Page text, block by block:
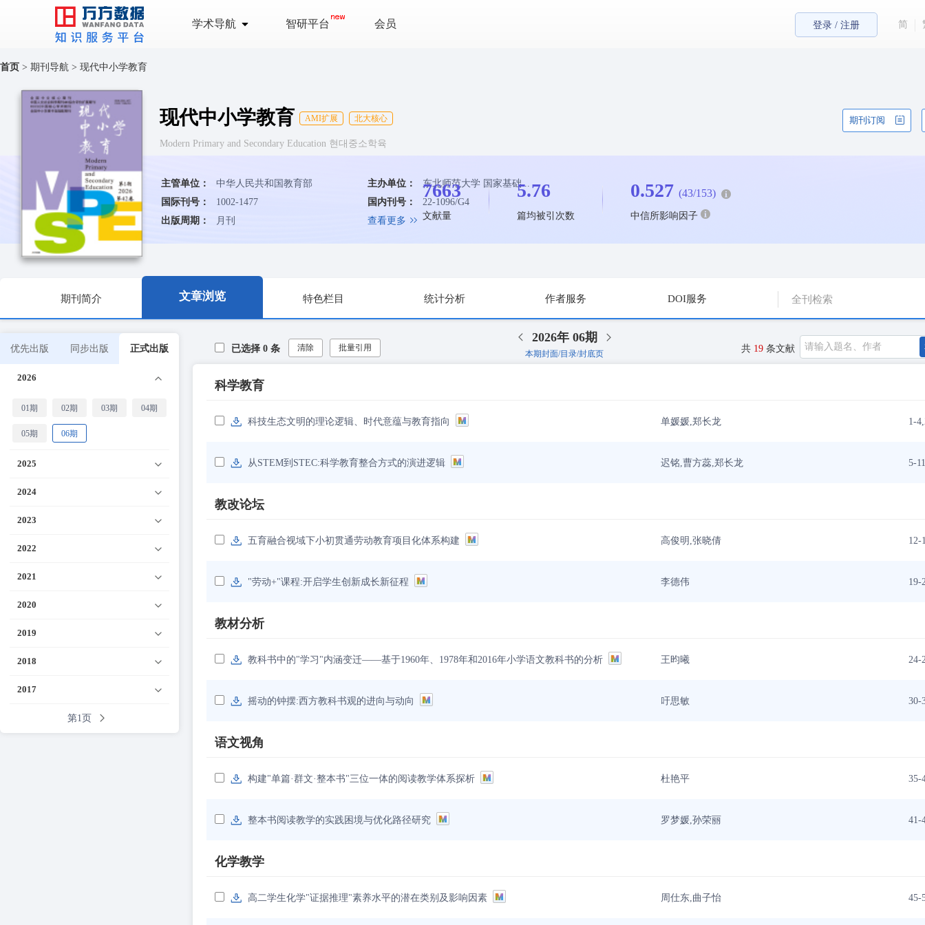
学术导航 智研平台 会员 登录 / 注册 简
首页 > 期刊导航 > 现代中小学教育
现代中小学教育 AMI扩展 北大核心 期刊订阅
Modern Primary and Secondary Education 현대중소학육
主管单位： 中华人民共和国教育部 主办单位：
东北师范大学 国家基础...
国际刊号：
1002-1477 国内刊号：
22-1096/G4
出版周期：
月刊 查看更多
7663
文献量
5.76
篇均被引次数
0.527 (43/153)
中信所影响因子
期刊简介 文章浏览 特色栏目 统计分析 作者服务 DOI服务
优先出版 同步出版 正式出版
2026
01期 02期 03期 04期
05期 06期
2025
2024
2023
2022
2021
2020
2019
2018
2017
第1页
已选择 0 条 清除 批量引用
2026年 06期
本期封面/目录/封底页 共 19 条文献
科学教育
科技生态文明的理论逻辑、时代意蕴与教育指向 单媛媛,郑长龙 1-
从STEM到STEC:科学教育整合方式的演进逻辑 迟铭,曹方蕊,郑长龙 5-11
教改论坛
五育融合视域下小初贯通劳动教育项目化体系构建 高俊明,张晓倩 12-
"劳动+"课程:开启学生创新成长新征程 李德伟 19-
教材分析
教科书中的"学习"内涵变迁——基于1960年、1978年和2016年小学语文教科书的分析 王昀曦 24-
摇动的钟摆:西方教科书观的进向与动向 吁思敏 30-
语文视角
构建"单篇·群文·整本书"三位一体的阅读教学体系探析 杜艳平 35-
整本书阅读教学的实践困境与优化路径研究 罗梦媛,孙荣丽 41-
化学教学
高二学生化学"证据推理"素养水平的潜在类别及影响因素 周仕东,曲子怡 45-